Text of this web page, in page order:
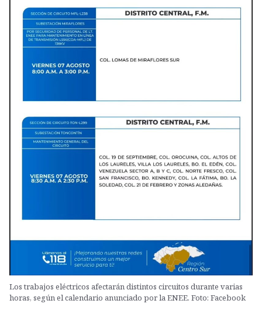
Los trabajos eléctricos afectarán distintos circuitos durante varias
horas, según el calendario anunciado por la ENEE. Foto: Facebook